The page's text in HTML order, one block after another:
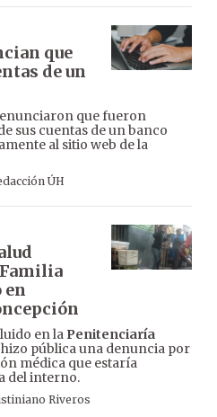
que
de un
que fueron
sus cuentas de un banco
al sitio web de la
ÚH
en
en la Penitenciaría
hizo pública una denuncia por
médica que estaría
del interno.
Riveros